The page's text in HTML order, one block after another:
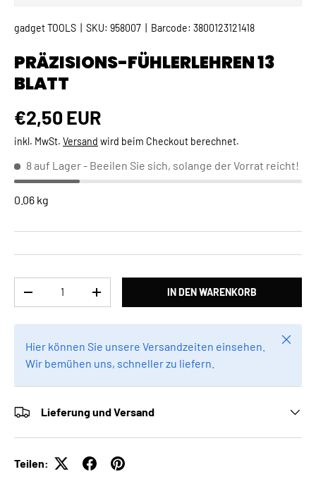
gadget TOOLS SKU: 958007 Barcode: 3800123121418
PRÄZISIONS-FÜHLERLEHREN 13
BLATT
Normaler Preis
€2,50 EUR
inkl. MwSt. Versand wird beim Checkout berechnet.
8 auf Lager- Beeilen Sie sich, solange der Vorrat reicht!
0.06 kg
MENGE VERRINGERNMENGE ERHÖHENIN DEN WARENKORB
Hier können Sie unsere Versandzeiten einsehen.
Wir bemühen uns, schneller zu liefern.
Lieferung und Versand
Teilen: